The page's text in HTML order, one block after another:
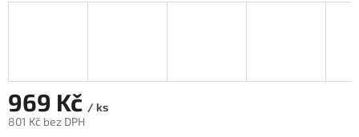
969 Kč / ks
801 Kč bez DPH